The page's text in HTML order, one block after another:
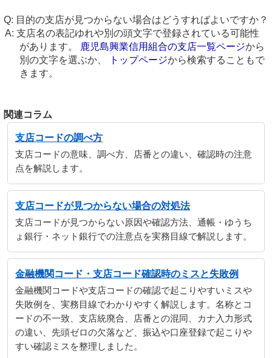
目的の支店が見つからない場合はどうすればよいですか？
支店名の表記ゆれや別の頭文字で登録されている可能性
があります。
鹿児島興業信用組合の支店一覧ページから
別の文字を選ぶか、
トップページから検索することもで
きます。
関連コラム
支店コードの調べ方
支店コードの意味、調べ方、店番との違い、確認時の注意
点を解説します。
支店コードが見つからない場合の対処法
支店コードが見つからない原因や確認方法、通帳・ゆうち
ょ銀行・ネット銀行での注意点を実務目線で解説します。
金融機関コード・支店コード確認時のミスと失敗例
金融機関コードや支店コードの確認で起こりやすいミスや
失敗例を、実務目線でわかりやすく解説します。名称とコ
ードの不一致、支店統廃合、店番との混同、カナ入力形式
の違い、先頭ゼロの欠落など、振込や口座登録で起こりや
すい確認ミスを整理しました。